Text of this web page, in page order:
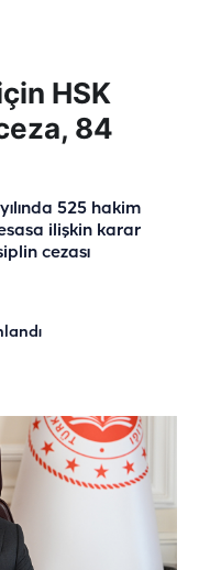
HSK
84
525 hakim
ilişkin karar
cezası